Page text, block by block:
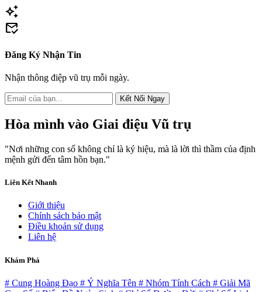
auto_awesome
mark_email_read
Đăng Ký Nhận Tin
Nhận thông điệp vũ trụ mỗi ngày.
Kết Nối Ngay
Hòa mình vào Giai điệu Vũ trụ
"Nơi những con số không chỉ là ký hiệu, mà là lời thì thầm của định
mệnh gửi đến tâm hồn bạn."
Liên Kết Nhanh
Giới thiệu
Chính sách bảo mật
Điều khoản sử dụng
Liên hệ
Khám Phá
# Cung Hoàng Đạo # Ý Nghĩa Tên # Nhóm Tính Cách # Giải Mã